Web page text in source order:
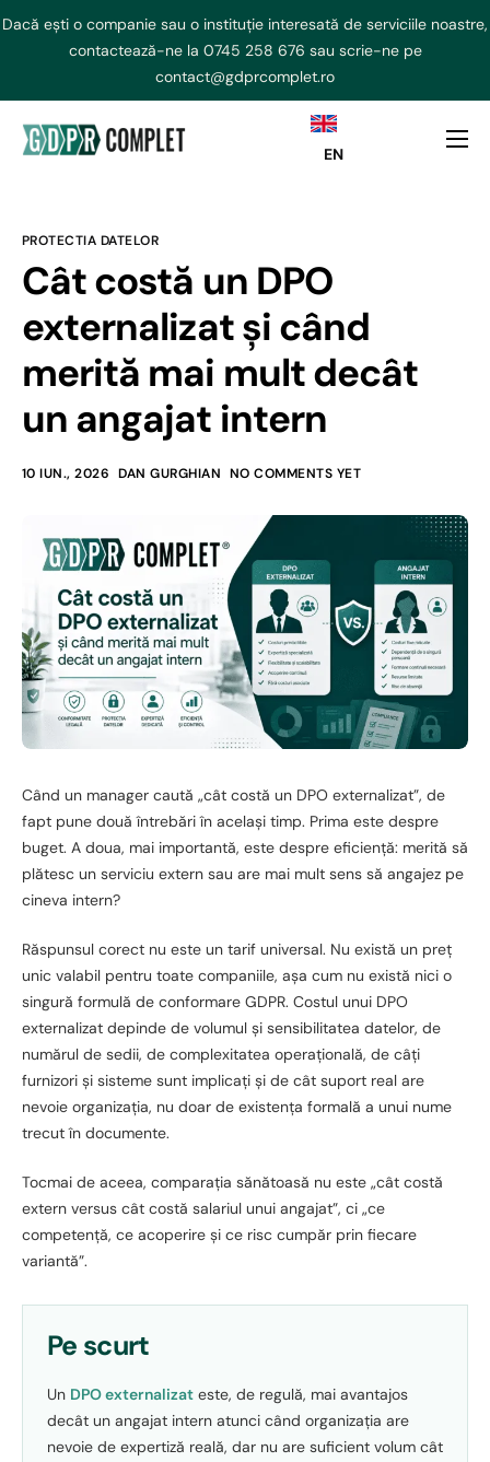
Dacă ești o companie sau o instituție interesată de serviciile noastre,
contactează-ne la 0745 258 676 sau scrie-ne pe
contact@gdprcomplet.ro
Consultanta GDPR
AI ACT
Curs GDPR
EN
PROTECTIA DATELOR
Cât costă un DPO
externalizat și când
merită mai mult decât
un angajat intern
10 IUN., 2026 DAN GURGHIAN NO COMMENTS YET
Când un manager caută „cât costă un DPO externalizat”, de
fapt pune două întrebări în același timp. Prima este despre
buget. A doua, mai importantă, este despre eficiență: merită să
plătesc un serviciu extern sau are mai mult sens să angajez pe
cineva intern?
Răspunsul corect nu este un tarif universal. Nu există un preț
unic valabil pentru toate companiile, așa cum nu există nici o
singură formulă de conformare GDPR. Costul unui DPO
externalizat depinde de volumul și sensibilitatea datelor, de
numărul de sedii, de complexitatea operațională, de câți
furnizori și sisteme sunt implicați și de cât suport real are
nevoie organizația, nu doar de existența formală a unui nume
trecut în documente.
Tocmai de aceea, comparația sănătoasă nu este „cât costă
extern versus cât costă salariul unui angajat”, ci „ce
competență, ce acoperire și ce risc cumpăr prin fiecare
variantă”.
Pe scurt
Un DPO externalizat este, de regulă, mai avantajos
decât un angajat intern atunci când organizația are
nevoie de expertiză reală, dar nu are suficient volum cât